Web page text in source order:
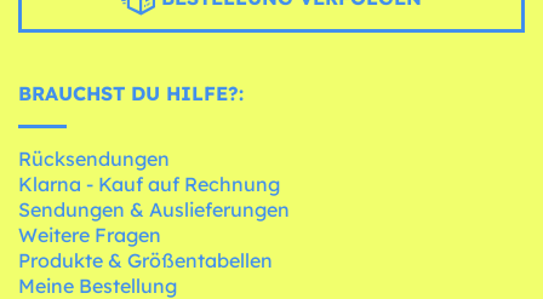
BRAUCHST DU HILFE?:
Rücksendungen
Klarna - Kauf auf Rechnung
Sendungen & Auslieferungen
Weitere Fragen
Produkte & Größentabellen
Meine Bestellung